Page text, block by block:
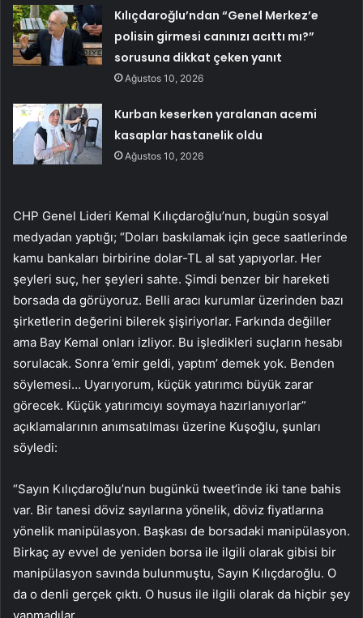
Kılıçdaroğlu’ndan “Genel Merkez’e
polisin girmesi canınızı acıttı mı?”
sorusuna dikkat çeken yanıt
Ağustos 10, 2026
Kurban keserken yaralanan acemi
kasaplar hastanelik oldu
Ağustos 10, 2026
CHP Genel Lideri Kemal Kılıçdaroğlu’nun, bugün sosyal
medyadan yaptığı; “Doları baskılamak için gece saatlerinde
kamu bankaları birbirine dolar-TL al sat yapıyorlar. Her
şeyleri suç, her şeyleri sahte. Şimdi benzer bir hareketi
borsada da görüyoruz. Belli aracı kurumlar üzerinden bazı
şirketlerin değerini bilerek şişiriyorlar. Farkında değiller
ama Bay Kemal onları izliyor. Bu işledikleri suçların hesabı
sorulacak. Sonra ’emir geldi, yaptım’ demek yok. Benden
söylemesi… Uyarıyorum, küçük yatırımcı büyük zarar
görecek. Küçük yatırımcıyı soymaya hazırlanıyorlar”
açıklamalarının anımsatılması üzerine Kuşoğlu, şunları
söyledi:
“Sayın Kılıçdaroğlu’nun bugünkü tweet’inde iki tane bahis
var. Bir tanesi döviz sayılarına yönelik, döviz fiyatlarına
yönelik manipülasyon. Başkası de borsadaki manipülasyon.
Birkaç ay evvel de yeniden borsa ile ilgili olarak gibisi bir
manipülasyon savında bulunmuştu, Sayın Kılıçdaroğlu. O
da o denli gerçek çıktı. O husus ile ilgili olarak da hiçbir şey